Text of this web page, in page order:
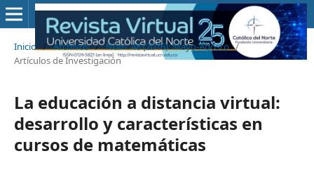
Inicio / Archivos / Núm. 48 (2016): Mayo-Agosto /
Artículos de Investigación
La educación a distancia virtual:
desarrollo y características en
cursos de matemáticas